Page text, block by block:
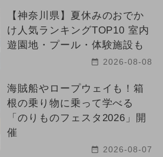
【神奈川県】夏休みのおでか
け人気ランキングTOP10 室内
遊園地・プール・体験施設も
2026-08-08
海賊船やロープウェイも！箱
根の乗り物に乗って学べる
「のりものフェスタ2026」開
催
2026-08-07